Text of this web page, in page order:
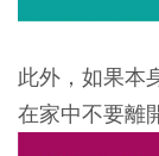
此外，如果本
在家中不要離